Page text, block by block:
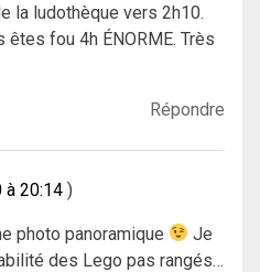
la ludothèque vers 2h10.
fou 4h ÉNORME. Très
Répondre
20:14
photo panoramique
Je
des Lego pas rangés…